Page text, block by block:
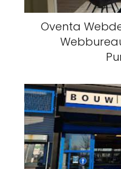
Oventa